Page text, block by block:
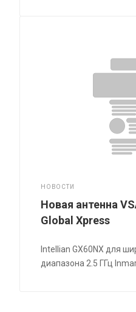
НОВОСТИ
Новая антенна
Global Xpress
Intellian GX60NX для
диапазона 2.5 ГГц